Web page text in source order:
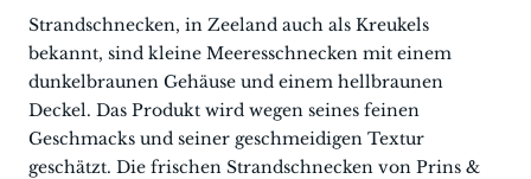
Strandschnecken, in Zeeland auch als Kreukels
bekannt, sind kleine Meeresschnecken mit einem
dunkelbraunen Gehäuse und einem hellbraunen
Deckel. Das Produkt wird wegen seines feinen
Geschmacks und seiner geschmeidigen Textur
geschätzt. Die frischen Strandschnecken von Prins &